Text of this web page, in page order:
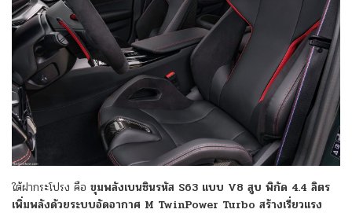
ใต้ฝากระโปรง คือ ขุมพลังเบนซินรหัส S63 แบบ V8 สูบ พิกัด 4.4 ลิตร
เพิ่มพลังด้วยระบบอัดอากาศ M TwinPower Turbo สร้างเรี่ยวแรง